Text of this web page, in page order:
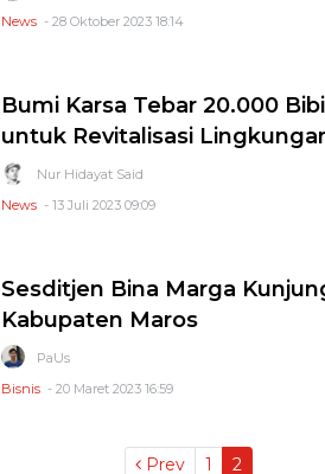
News - 28 Oktober 2023 18:14
Bumi Karsa Tebar 20.000
untuk Revitalisasi
Nur Hidayat Said
News - 13 Juli 2023 09:09
Sesditjen Bina Marga
Kabupaten Maros
PaUs
Bisnis - 20 Maret 2023 16:59
Prev 1 2